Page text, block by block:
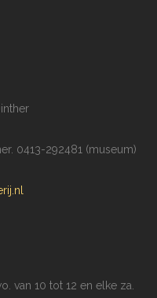
0413-292481 (museum)
van 10 tot 12 en elke za.